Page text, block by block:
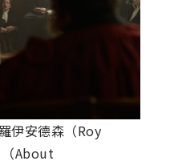
伊安德森（Roy
About